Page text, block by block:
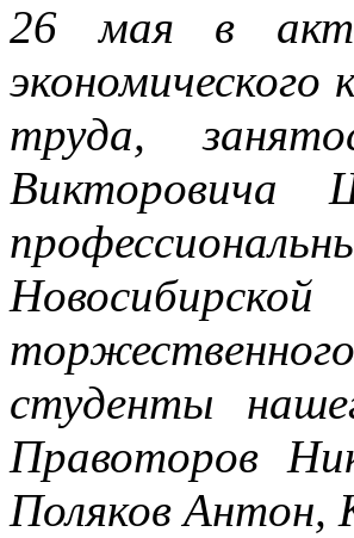
26 мая в
труда,
Викторовича
студенты
Правоторов
Поляков Антон,